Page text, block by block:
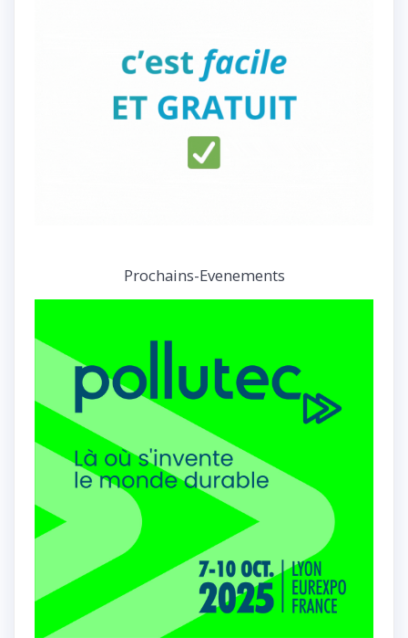
Prochains-Evenements